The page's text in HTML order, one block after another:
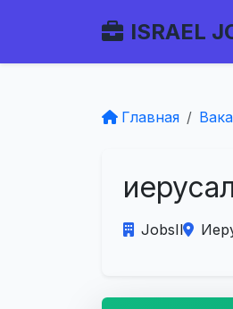
ISRAEL
Главная
JobsIl